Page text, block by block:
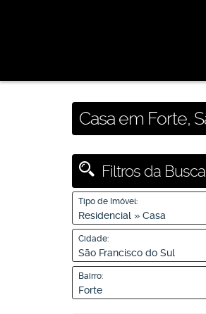
Casa em Forte,
Filtros da Busca
Tipo de Imóvel:
Residencial » Casa
Cidade:
São Francisco do Sul
Bairro:
Forte